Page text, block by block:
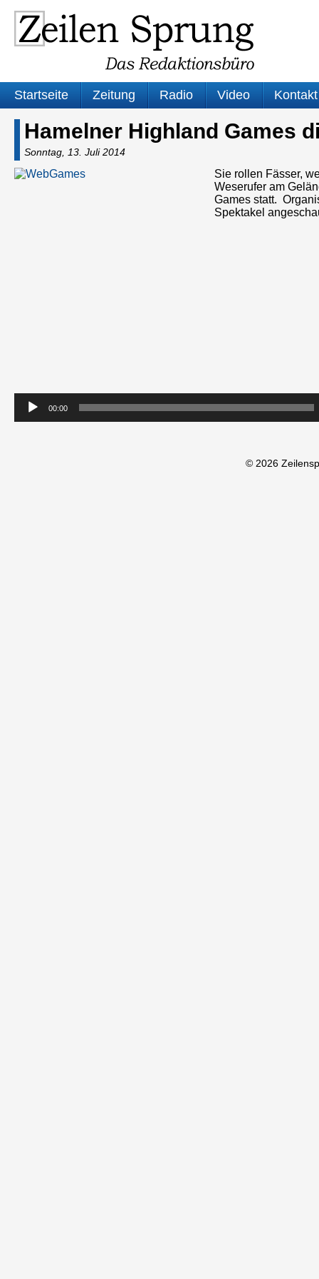
Startseite Zeitung Radio Video Kontakt
Hamelner Highland Games
Sonntag, 13. Juli 2014
Sie rollen Fässer,
Weserufer am
Games statt.
Spektakel
00:00
© 2026